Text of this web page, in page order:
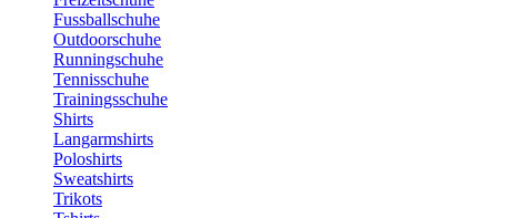
Fussballschuhe
Outdoorschuhe
Runningschuhe
Tennisschuhe
Trainingsschuhe
Shirts
Langarmshirts
Poloshirts
Sweatshirts
Trikots